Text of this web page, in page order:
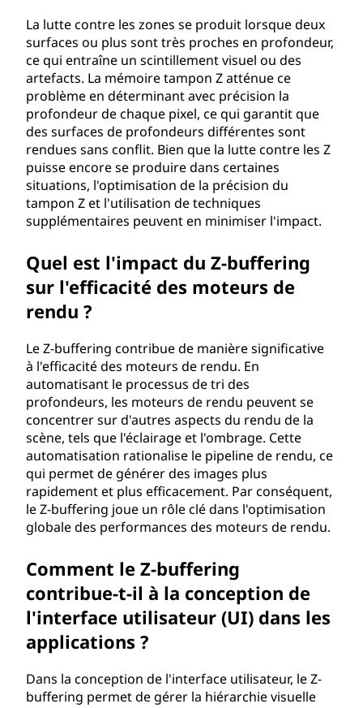
La lutte contre les zones se produit lorsque deux
surfaces ou plus sont très proches en profondeur,
ce qui entraîne un scintillement visuel ou des
artefacts. La mémoire tampon Z atténue ce
problème en déterminant avec précision la
profondeur de chaque pixel, ce qui garantit que
des surfaces de profondeurs différentes sont
rendues sans conflit. Bien que la lutte contre les Z
puisse encore se produire dans certaines
situations, l'optimisation de la précision du
tampon Z et l'utilisation de techniques
supplémentaires peuvent en minimiser l'impact.
Quel est l'impact du Z-buffering
sur l'efficacité des moteurs de
rendu ?
Le Z-buffering contribue de manière significative
à l'efficacité des moteurs de rendu. En
automatisant le processus de tri des
profondeurs, les moteurs de rendu peuvent se
concentrer sur d'autres aspects du rendu de la
scène, tels que l'éclairage et l'ombrage. Cette
automatisation rationalise le pipeline de rendu, ce
qui permet de générer des images plus
rapidement et plus efficacement. Par conséquent,
le Z-buffering joue un rôle clé dans l'optimisation
globale des performances des moteurs de rendu.
Comment le Z-buffering
contribue-t-il à la conception de
l'interface utilisateur (UI) dans les
applications ?
Dans la conception de l'interface utilisateur, le Z-
buffering permet de gérer la hiérarchie visuelle